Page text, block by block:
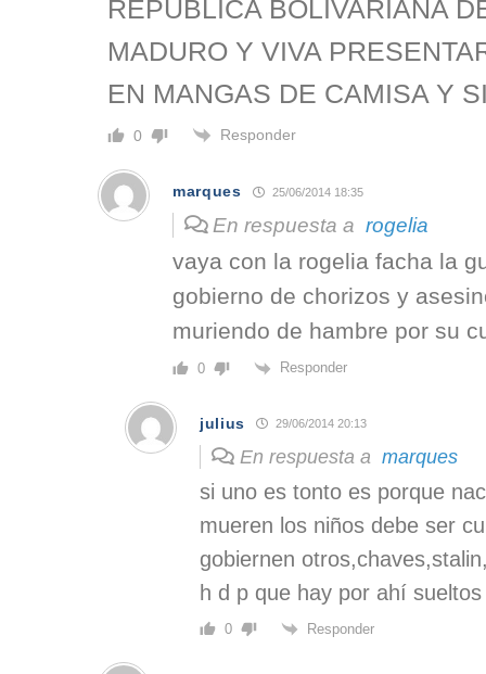
REPÚBLICA BOLIVARIANA
MADURO Y VIVA
EN MANGAS DE CAMISA Y
0 Responder
marques 25/06/2014 18:35
En respuesta a rogelia
vaya con la rogelia facha la
gobierno de chorizos y
muriendo de hambre por su
0 Responder
julius 29/06/2014 20:13
En respuesta a marques
si uno es tonto es porque
mueren los niños debe ser
gobiernen
h d p que hay por ahí sueltos
0 Responder